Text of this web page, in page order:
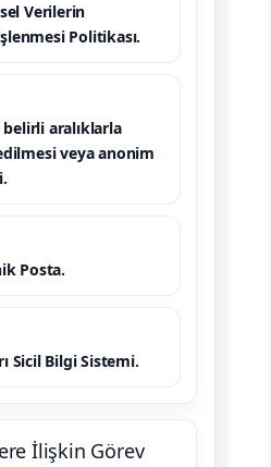
Verilerin
Politikası.
aralıklarla
veya anonim
Posta.
Sicil Bilgi Sistemi.
İlişkin Görev